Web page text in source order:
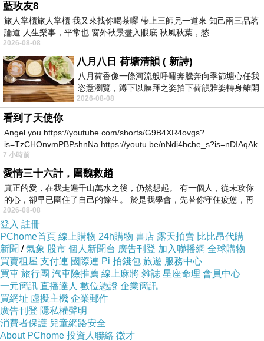
上一篇： 2025/10/9, 省到
下一篇：
藍玫友8
旅人掌櫃旅人掌櫃 我又來找你喝茶囉 帶上三師兄一道來 知己兩三品茗
論道 人生樂事，平常也 窗外秋景盡入眼底 秋風秋葉，愁
2026-08-08
八月八日 荷塘清韻 ( 新詩)
八月荷香像一條河流般呼嘯奔騰奔向季節塘心任我
恣意瀏覽，蹲下以膜拜之姿拍下荷韻雅姿轉身離開
時我把美麗的遐想掛在亭亭葉柄上盼望
2026-08-08
看到了天使你
Angel you https://youtube.com/shorts/G9B4XR4ovgs?
is=TzCHOnvmPBPshnNa https://youtu.be/nNdi4hche_s?is=nDIAqAk
7 小時前
愛情三十六計，圍魏救趙
真正的愛，在我走遍千山萬水之後，仍然想起。 有一個人，從未攻你
的心，卻早已圍住了自己的餘生。 於是我學會，先替你守住疲憊，再
2026-08-08
登入 註冊
PChome首頁 線上購物 24h購物 書店 露天拍賣 比比昂代購
新聞 /氣象 股市 個人新聞台 廣告刊登 加入聯播網 全球購物
買賣租屋 支付連 國際連 Pi 拍錢包 旅遊 服務中心
買車 旅行團 汽車險推薦 線上麻將 雜誌 星座命理 會員中心
一元簡訊 直播達人 數位憑證 企業簡訊
買網址 虛擬主機 企業郵件
廣告刊登 隱私權聲明
消費者保護 兒童網路安全
About PChome 投資人聯絡 徵才